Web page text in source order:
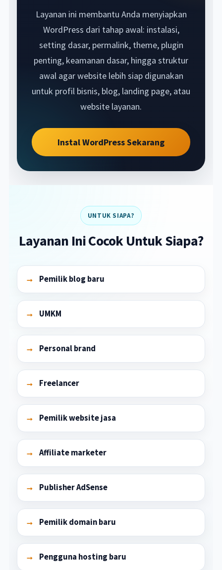
Layanan ini membantu Anda menyiapkan
WordPress dari tahap awal: instalasi,
setting dasar, permalink, theme, plugin
penting, keamanan dasar, hingga struktur
awal agar website lebih siap digunakan
untuk profil bisnis, blog, landing page, atau
website layanan.
Instal WordPress Sekarang
UNTUK SIAPA?
Layanan Ini Cocok Untuk Siapa?
Pemilik blog baru
UMKM
Personal brand
Freelancer
Pemilik website jasa
Affiliate marketer
Publisher AdSense
Pemilik domain baru
Pengguna hosting baru